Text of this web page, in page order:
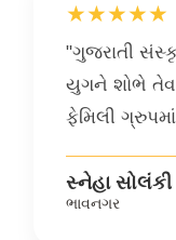
★★★★★
"ગુજરાતી
યુગને શોભે
ફેમિલી
સ્નેહા સોલંકી
ભાવનગર